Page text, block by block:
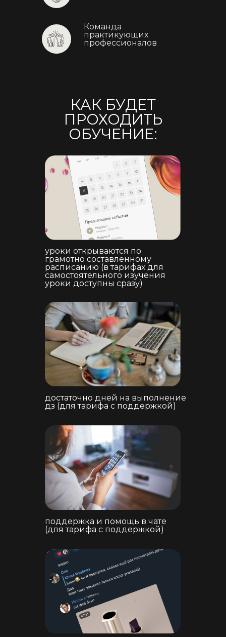
Команда
практикующих
профессионалов
КАК БУДЕТ
ПРОХОДИТЬ
ОБУЧЕНИЕ:
уроки открываются по
грамотно составленному
расписанию (в тарифах для
самостоятельного изучения
уроки доступны сразу)
достаточно дней на выполнение
дз (для тарифа с поддержкой)
поддержка и помощь в чате
(для тарифа с поддержкой)